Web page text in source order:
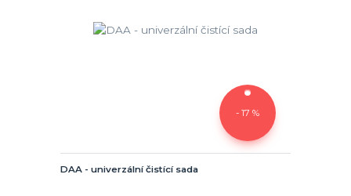
- 17 %
DAA - univerzální čistící sada